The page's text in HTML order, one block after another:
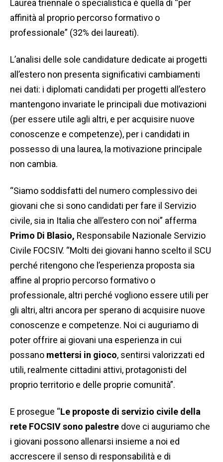
Laurea triennale o specialistica è quella di “per
affinità al proprio percorso formativo o
professionale” (32% dei laureati).
L’analisi delle sole candidature dedicate ai progetti
all’estero non presenta significativi cambiamenti
nei dati: i diplomati candidati per progetti all’estero
mantengono invariate le principali due motivazioni
(per essere utile agli altri, e per acquisire nuove
conoscenze e competenze), per i candidati in
possesso di una laurea, la motivazione principale
non cambia.
“Siamo soddisfatti del numero complessivo dei
giovani che si sono candidati per fare il Servizio
civile, sia in Italia che all’estero con noi” afferma
Primo Di Blasio, Responsabile Nazionale Servizio
Civile FOCSIV. “Molti dei giovani hanno scelto il SCU
perché ritengono che l’esperienza proposta sia
affine al proprio percorso formativo o
professionale, altri perché vogliono essere utili per
gli altri, altri ancora per sperano di acquisire nuove
conoscenze e competenze. Noi ci auguriamo di
poter offrire ai giovani una esperienza in cui
possano mettersi in gioco, sentirsi valorizzati ed
utili, realmente cittadini attivi, protagonisti del
proprio territorio e delle proprie comunità”.
E prosegue “Le proposte di servizio civile della
rete FOCSIV sono palestre dove ci auguriamo che
i giovani possono allenarsi insieme a noi ed
accrescere il senso di responsabilità e di